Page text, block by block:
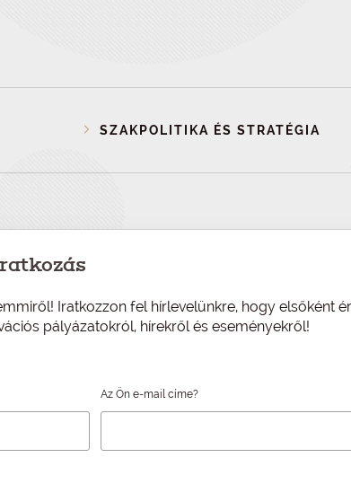
SZAKPOLITIKA ÉS STRATÉGIA
Iratkozzon fel hírlevelünkre, hogy elsőként
pályázatokról, hírekről és eseményekről!
Az Ön e-mail címe?